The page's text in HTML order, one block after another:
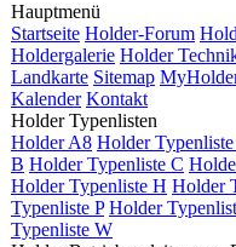
Hauptmenü
Startseite Holder-Forum
Holdergalerie Holder
Landkarte Sitemap
Kalender Kontakt
Holder Typenlisten
Holder A8 Holder
B Holder Typenliste C
Holder Typenliste H Holder
Typenliste P Holder
Typenliste W